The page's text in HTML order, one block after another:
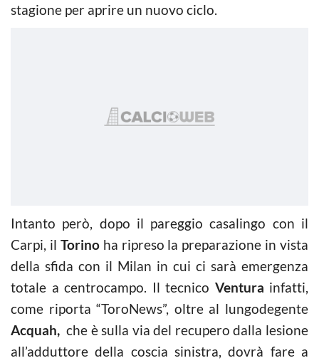
stagione per aprire un nuovo ciclo.
Intanto però, dopo il pareggio casalingo con il
Carpi, il Torinoha ripreso la preparazione in vista
della sfida con il Milan in cui ci sarà emergenza
totale a centrocampo. Il tecnico Ventura infatti,
come riporta “ToroNews”, oltre al lungodegente
Acquah, che è sulla via del recupero dalla lesione
all’adduttore della coscia sinistra, dovrà fare a